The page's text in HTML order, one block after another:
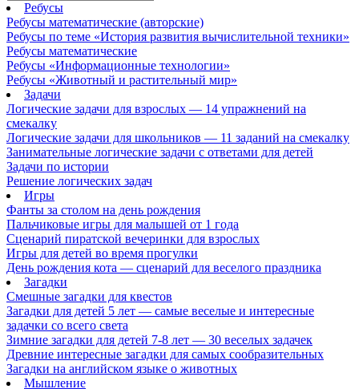
Ребусы
Ребусы математические (авторские)
Ребусы по теме «История развития вычислительной техники»
Ребусы математические
Ребусы «Информационные технологии»
Ребусы «Животный и растительный мир»
Задачи
Логические задачи для взрослых — 14 упражнений на
смекалку
Логические задачи для школьников — 11 заданий на смекалку
Занимательные логические задачи с ответами для детей
Задачи по истории
Решение логических задач
Игры
Фанты за столом на день рождения
Пальчиковые игры для малышей от 1 года
Сценарий пиратской вечеринки для взрослых
Игры для детей во время прогулки
День рождения кота — сценарий для веселого праздника
Загадки
Смешные загадки для квестов
Загадки для детей 5 лет — самые веселые и интересные
задачки со всего света
Зимние загадки для детей 7-8 лет — 30 веселых задачек
Древние интересные загадки для самых сообразительных
Загадки на английском языке о животных
Мышление